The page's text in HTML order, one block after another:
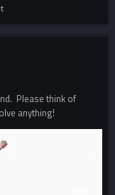
Please think of
anything!